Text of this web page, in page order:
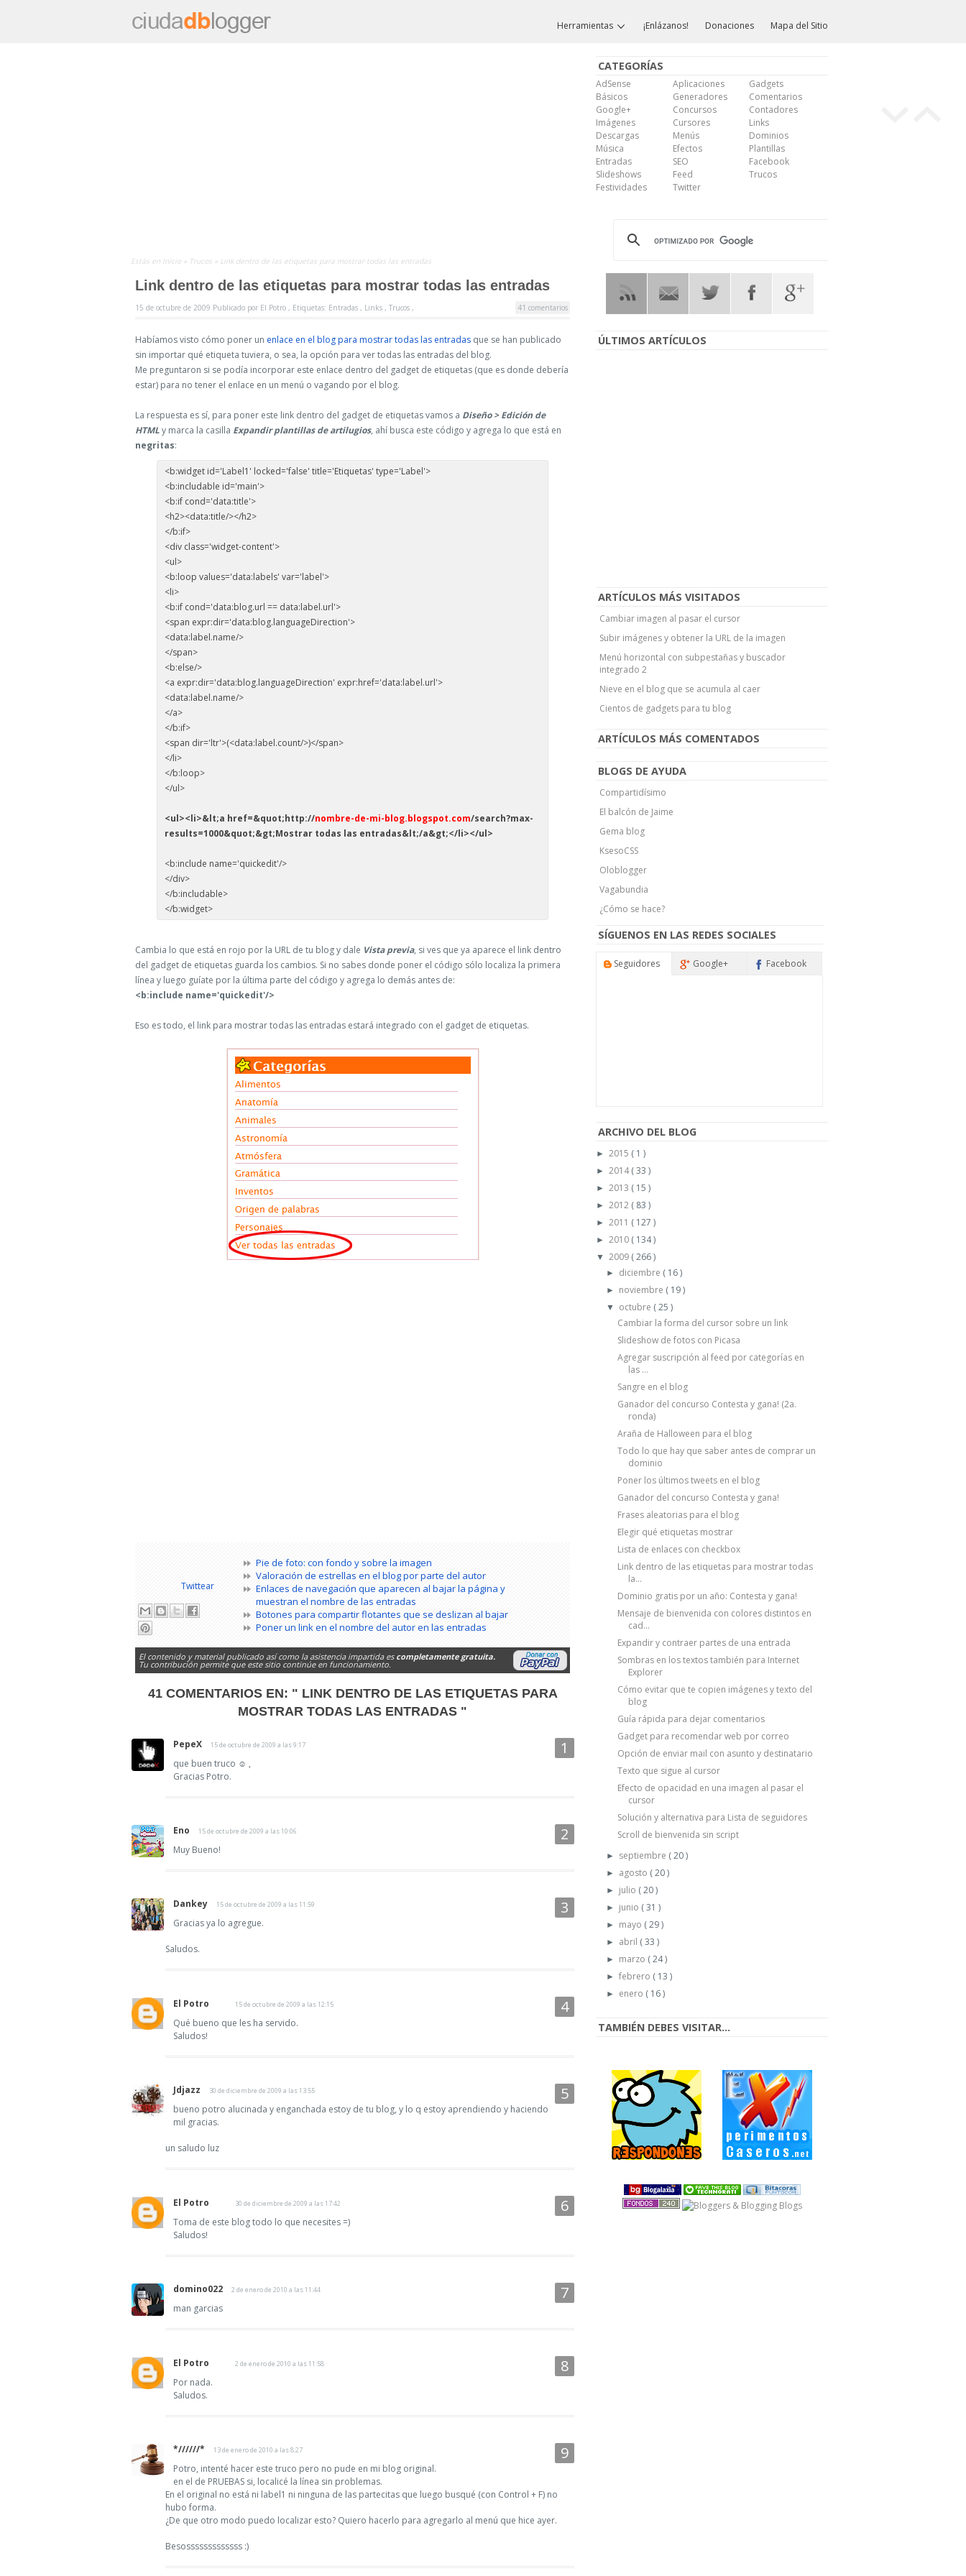
Herramientas ¡Enlázanos! Donaciones Mapa del Sitio
Estás en Inicio » Trucos » Link dentro de las etiquetas para mostrar todas las entradas
Link dentro de las etiquetas para mostrar todas las entradas
15 de octubre de 2009 Publicado por El Potro , Etiquetas: Entradas , Links , Trucos 41 comentarios
,
Habíamos visto cómo poner un enlace en el blog para mostrar todas las entradas que se han publicado
sin importar qué etiqueta tuviera, o sea, la opción para ver todas las entradas del blog.
Me preguntaron si se podía incorporar este enlace dentro del gadget de etiquetas (que es donde debería
estar) para no tener el enlace en un menú o vagando por el blog.
La respuesta es sí, para poner este link dentro del gadget de etiquetas vamos a Diseño > Edición de
HTMLy marca la casilla Expandir plantillas de artilugios, ahí busca este código y agrega lo que está en
negritas:
<b:widget id='Label1' locked='false' title='Etiquetas' type='Label'>
<b:includable id='main'>
<b:if cond='data:title'>
<h2><data:title/></h2>
</b:if>
<div class='widget-content'>
<ul>
<b:loop values='data:labels' var='label'>
<li>
<b:if cond='data:blog.url == data:label.url'>
<span expr:dir='data:blog.languageDirection'>
<data:label.name/>
</span>
<b:else/>
<a expr:dir='data:blog.languageDirection' expr:href='data:label.url'>
<data:label.name/>
</a>
</b:if>
<span dir='ltr'>(<data:label.count/>)</span>
</li>
</b:loop>
</ul>
<ul><li>&lt;a href=&quot;http://nombre-de-mi-blog.blogspot.com/search?max-
results=1000&quot;&gt;Mostrar todas las entradas&lt;/a&gt;</li></ul>
<b:include name='quickedit'/>
</div>
</b:includable>
</b:widget>
Cambia lo que está en rojo por la URL de tu blog y dale Vista previa, si ves que ya aparece el link dentro
del gadget de etiquetas guarda los cambios. Si no sabes donde poner el código sólo localiza la primera
línea y luego guíate por la última parte del código y agrega lo demás antes de:
<b:include name='quickedit'/>
Eso es todo, el link para mostrar todas las entradas estará integrado con el gadget de etiquetas.
Pie de foto: con fondo y sobre la imagen
Valoración de estrellas en el blog por parte del autor
Enlaces de navegación que aparecen al bajar la página y
muestran el nombre de las entradas
Botones para compartir flotantes que se deslizan al bajar
Poner un link en el nombre del autor en las entradas
Twittear
El contenido y material publicado así como la asistencia impartida es completamente gratuita.
Tu contribución permite que este sitio continúe en funcionamiento.
41 COMENTARIOS EN: " LINK DENTRO DE LAS ETIQUETAS PARA
MOSTRAR TODAS LAS ENTRADAS "
PepeX 15 de octubre de 2009 a las 9:17
que buen truco ☺ ,
Gracias Potro.
Eno 15 de octubre de 2009 a las 10:06
Muy Bueno!
Dankey 15 de octubre de 2009 a las 11:59
Gracias ya lo agregue.
Saludos.
El Potro 15 de octubre de 2009 a las 12:15
Qué bueno que les ha servido.
Saludos!
Jdjazz 30 de diciembre de 2009 a las 13:55
bueno potro alucinada y enganchada estoy de tu blog, y lo q estoy aprendiendo y haciendo
mil gracias.
un saludo luz
El Potro 30 de diciembre de 2009 a las 17:42
Toma de este blog todo lo que necesites =)
Saludos!
domino022 2 de enero de 2010 a las 11:44
man garcias
El Potro 2 de enero de 2010 a las 11:58
Por nada.
Saludos.
*//////* 13 de enero de 2010 a las 8:27
Potro, intenté hacer este truco pero no pude en mi blog original.
en el de PRUEBAS si, localicé la línea sin problemas.
En el original no está ni label1 ni ninguna de las partecitas que luego busqué (con Control + F) no
hubo forma.
¿De que otro modo puedo localizar esto? Quiero hacerlo para agregarlo al menú que hice ayer.
Besosssssssssssss :)
CATEGORÍAS
AdSense Aplicaciones
Gadgets
Básicos
Generadores
Comentarios
Google+
Concursos
Contadores
Imágenes
Cursores
Links
Descargas
Menús
Dominios
Música
Efectos
Plantillas
Entradas
SEO
Facebook
Slideshows
Feed
Trucos
Festividades
Twitter
ÚLTIMOS ARTÍCULOS
ARTÍCULOS MÁS VISITADOS
Cambiar imagen al pasar el cursor
Subir imágenes y obtener la URL de la imagen
Menú horizontal con subpestañas y buscador
integrado 2
Nieve en el blog que se acumula al caer
Cientos de gadgets para tu blog
ARTÍCULOS MÁS COMENTADOS
BLOGS DE AYUDA
Compartidísimo
El balcón de Jaime
Gema blog
KsesoCSS
Oloblogger
Vagabundia
¿Cómo se hace?
SÍGUENOS EN LAS REDES SOCIALES
Seguidores Google+ Facebook
ARCHIVO DEL BLOG
► 2015 ( 1 )
► 2014( 33 )
► 2013 ( 15 )
► 2012 ( 83 )
► 2011 ( 127 )
► 2010 ( 134 )
▼ 2009 ( 266 )
► diciembre ( 16 )
► noviembre ( 19 )
▼ octubre ( 25 )
Cambiar la forma del cursor sobre un link
Slideshow de fotos con Picasa
Agregar suscripción al feed por categorías en
las ...
Sangre en el blog
Ganador del concurso Contesta y gana! (2a.
ronda)
Araña de Halloween para el blog
Todo lo que hay que saber antes de comprar un
dominio
Poner los últimos tweets en el blog
Ganador del concurso Contesta y gana!
Frases aleatorias para el blog
Elegir qué etiquetas mostrar
Lista de enlaces con checkbox
Link dentro de las etiquetas para mostrar todas
la...
Dominio gratis por un año: Contesta y gana!
Mensaje de bienvenida con colores distintos en
cad...
Expandir y contraer partes de una entrada
Sombras en los textos también para Internet
Explorer
Cómo evitar que te copien imágenes y texto del
blog
Guía rápida para dejar comentarios
Gadget para recomendar web por correo
Opción de enviar mail con asunto y destinatario
Texto que sigue al cursor
Efecto de opacidad en una imagen al pasar el
cursor
Solución y alternativa para Lista de seguidores
Scroll de bienvenida sin script
► septiembre ( 20 )
► agosto ( 20 )
► julio ( 20 )
► junio ( 31 )
► mayo ( 29 )
► abril ( 33 )
► marzo ( 24 )
►febrero ( 13 )
► enero ( 16 )
TAMBIÉN DEBES VISITAR...